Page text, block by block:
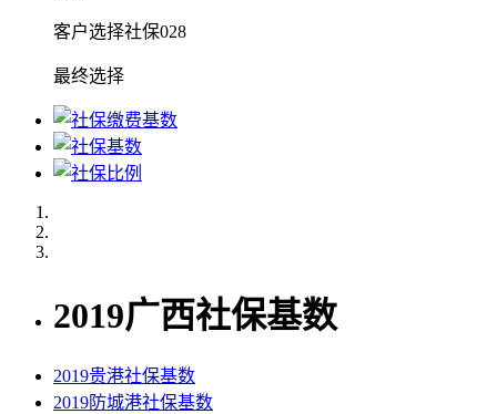
客户选择社保028
最终选择
2019广西社保基数
2019贵港社保基数
2019防城港社保基数